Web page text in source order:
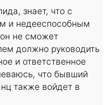
знает, что с
и недееспособным
не сможет
должно руководить
и ответственное
что бывший
также войдет в